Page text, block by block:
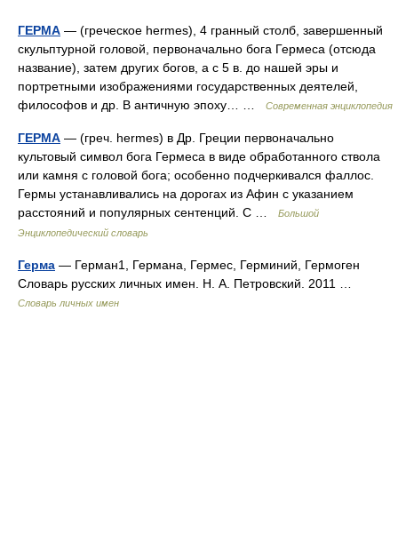
ГЕРМА — (греческое hermes), 4 гранный столб, завершенный
скульптурной головой, первоначально бога Гермеса (отсюда
название), затем других богов, а с 5 в. до нашей эры и
портретными изображениями государственных деятелей,
философов и др. В античную эпоху… …
Современная энциклопедия
ГЕРМА — (греч. hermes) в Др. Греции первоначально
культовый символ бога Гермеса в виде обработанного ствола
или камня с головой бога; особенно подчеркивался фаллос.
Гермы устанавливались на дорогах из Афин с указанием
расстояний и популярных сентенций. С …
Большой
Энциклопедический словарь
Герма — Герман1, Германа, Гермес, Герминий, Гермоген
Словарь русских личных имен. Н. А. Петровский. 2011 …
Словарь личных имен